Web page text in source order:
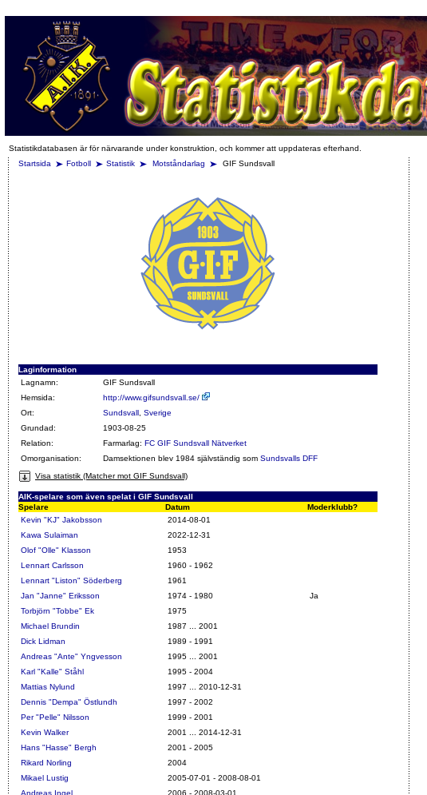
Statistikdatabasen är för närvarande under konstruktion, och kommer att uppdateras efterhand.
Startsida
Fotboll Statistik Motståndarlag GIF Sundsvall
Laginformation
Lagnamn:
GIF Sundsvall
Hemsida:
http://www.gifsundsvall.se/
Ort:
Sundsvall Sverige
Grundad:
1903-08-25
Relation:
Farmarlag: FC GIF Sundsvall Nätverket
Omorganisation:
Damsektionen blev 1984 självständig som Sundsvalls DFF
Visa statistik (Matcher mot GIF Sundsvall)
AIK-spelare som även spelat i GIF Sundsvall
Spelare
Datum
Moderklubb?
Kevin "KJ" Jakobsson
2014-08-01
Kawa Sulaiman
2022-12-31
Olof "Olle" Klasson
1953
Lennart Carlsson
1960 - 1962
Lennart "Liston" Söderberg
1961
Jan "Janne" Eriksson
1974 - 1980
Ja
Torbjörn "Tobbe" Ek
1975
Michael Brundin
1987 ... 2001
Dick Lidman
1989 - 1991
Andreas "Ante" Yngvesson
1995 ... 2001
Karl "Kalle" Ståhl
1995 - 2004
Mattias Nylund
1997 ... 2010-12-31
Dennis "Dempa" Östlundh
1997 - 2002
Per "Pelle" Nilsson
1999 - 2001
Kevin Walker
2001 ... 2014-12-31
Hans "Hasse" Bergh
2001 - 2005
Rikard Norling
2004
Mikael Lustig
2005-07-01 - 2008-08-01
Andreas Ingel
2006 - 2008-03-01